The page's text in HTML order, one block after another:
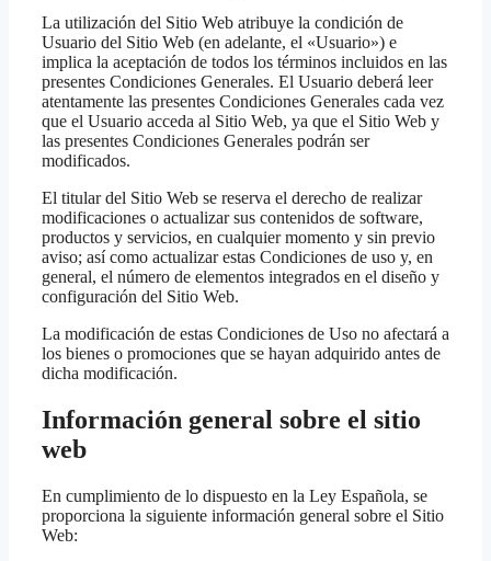
La utilización del Sitio Web atribuye la condición de
Usuario del Sitio Web (en adelante, el «Usuario») e
implica la aceptación de todos los términos incluidos en las
presentes Condiciones Generales. El Usuario deberá leer
atentamente las presentes Condiciones Generales cada vez
que el Usuario acceda al Sitio Web, ya que el Sitio Web y
las presentes Condiciones Generales podrán ser
modificados.
El titular del Sitio Web se reserva el derecho de realizar
modificaciones o actualizar sus contenidos de software,
productos y servicios, en cualquier momento y sin previo
aviso; así como actualizar estas Condiciones de uso y, en
general, el número de elementos integrados en el diseño y
configuración del Sitio Web.
La modificación de estas Condiciones de Uso no afectará a
los bienes o promociones que se hayan adquirido antes de
dicha modificación.
Información general sobre el sitio
web
En cumplimiento de lo dispuesto en la Ley Española, se
proporciona la siguiente información general sobre el Sitio
Web: